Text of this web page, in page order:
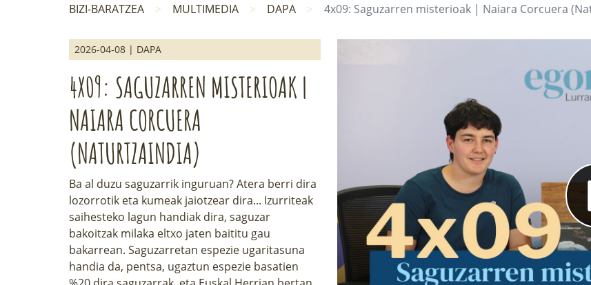
BIZI-BARATZEA MULTIMEDIA DAPA 4x09: Saguzarren misterioak | Naiara Corcuera
2026-04-08 | DAPA
4X09: SAGUZARREN MISTERIOAK |
NAIARA CORCUERA
(NATURTZAINDIA)
Ba al duzu saguzarrik inguruan? Atera berri dira
lozorrotik eta kumeak jaiotzear dira... Izurriteak
saihesteko lagun handiak dira, saguzar
bakoitzak milaka eltxo jaten baititu gau
bakarrean. Saguzarretan espezie ugaritasuna
handia da, pentsa, ugaztun espezie basatien